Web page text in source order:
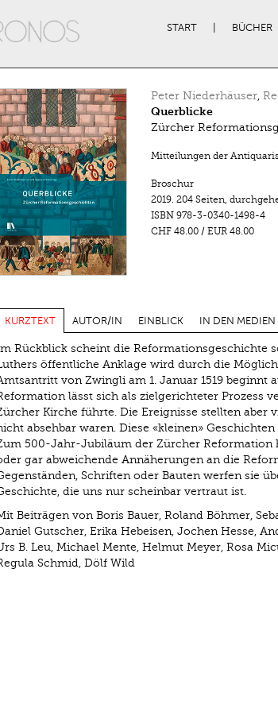
START BÜCHER
Peter Niederhäuser,
Querblicke
Zürcher
Mitteilungen der
Broschur
2019. 204 Seiten,
ISBN 978-3-0340-1498-4
CHF 48.00/ EUR 48.00
KURZTEXT AUTOR/IN EINBLICK IN DEN MEDIEN
Rückblick scheint die Reformationsgeschichte
öffentliche Anklage wird durch die
von Zwingli am 1. Januar 1519 beginnt
lässt sich als zielgerichteter Prozess
Kirche führte. Die Ereignisse stellten aber
absehbar waren. Diese «kleinen»
500-Jahr-Jubiläum der Zürcher Reformation
gar abweichende Annäherungen an die
Schriften oder Bauten werfen sie
die uns nur scheinbar vertraut ist.
Beiträgen von Boris Bauer, Roland Böhmer,
Gutscher, Erika Hebeisen, Jochen Hesse,
B. Leu, Michael Mente, Helmut Meyer, Rosa
Schmid, Dölf Wild